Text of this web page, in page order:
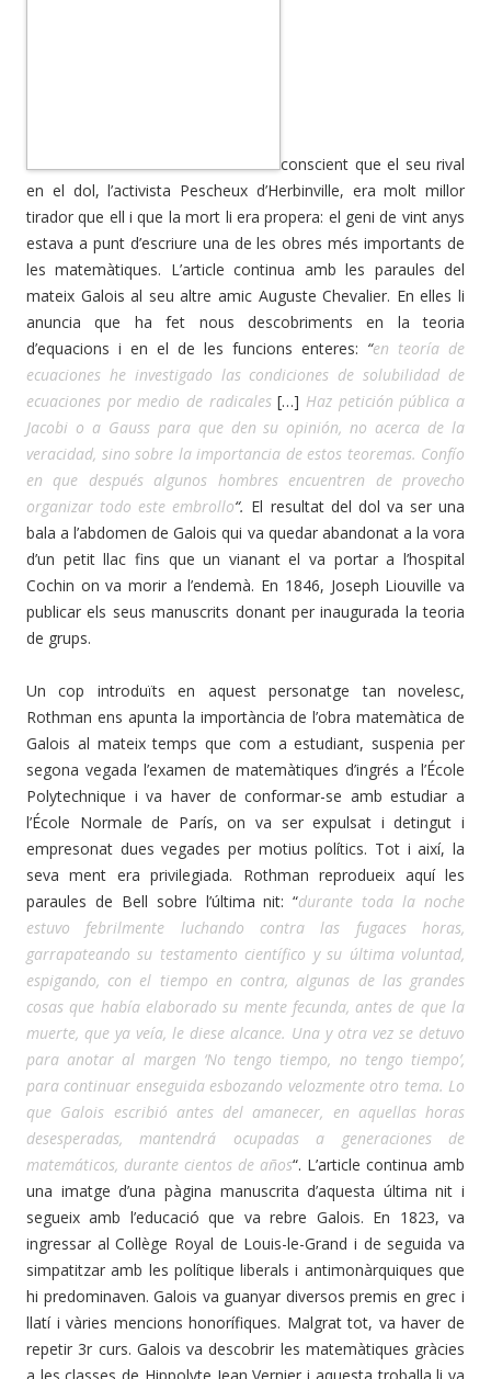
conscient que el seu rival
en el dol, l’activista Pescheux d’Herbinville, era molt millor
tirador que ell i que la mort li era propera: el geni de vint anys
estava a punt d’escriure una de les obres més importants de
les matemàtiques. L’article continua amb les paraules del
mateix Galois al seu altre amic Auguste Chevalier. En elles li
anuncia que ha fet nous descobriments en la teoria
d’equacions i en el de les funcions enteres: “en teoría de
ecuaciones he investigado las condiciones de solubilidad de
ecuaciones por medio de radicales[…] Haz petición pública a
Jacobi o a Gauss para que den su opinión, no acerca de la
veracidad, sino sobre la importancia de estos teoremas. Confío
en que después algunos hombres encuentren de provecho
organizar todo este embrollo“. El resultat del dol va ser una
bala a l’abdomen de Galois qui va quedar abandonat a la vora
d’un petit llac fins que un vianant el va portar a l’hospital
Cochin on va morir a l’endemà. En 1846, Joseph Liouville va
publicar els seus manuscrits donant per inaugurada la teoria
de grups.
Un cop introduïts en aquest personatge tan novelesc,
Rothman ens apunta la importància de l’obra matemàtica de
Galois al mateix temps que com a estudiant, suspenia per
segona vegada l’examen de matemàtiques d’ingrés a l’École
Polytechnique i va haver de conformar-se amb estudiar a
l’École Normale de París, on va ser expulsat i detingut i
empresonat dues vegades per motius polítics. Tot i així, la
seva ment era privilegiada. Rothman reprodueix aquí les
paraules de Bell sobre l’última nit: “durante toda la noche
estuvo febrilmente luchando contra las fugaces horas,
garrapateando su testamento científico y su última voluntad,
espigando, con el tiempo en contra, algunas de las grandes
cosas que había elaborado su mente fecunda, antes de que la
muerte, que ya veía, le diese alcance. Una y otra vez se detuvo
para anotar al margen ‘No tengo tiempo, no tengo tiempo’,
para continuar enseguida esbozando velozmente otro tema. Lo
que Galois escribió antes del amanecer, en aquellas horas
desesperadas, mantendrá ocupadas a generaciones de
matemáticos, durante cientos de años“. L’article continua amb
una imatge d’una pàgina manuscrita d’aquesta última nit i
segueix amb l’educació que va rebre Galois. En 1823, va
ingressar al Collège Royal de Louis-le-Grand i de seguida va
simpatitzar amb les polítique liberals i antimonàrquiques que
hi predominaven. Galois va guanyar diversos premis en grec i
llatí i vàries mencions honorífiques. Malgrat tot, va haver de
repetir 3r curs. Galois va descobrir les matemàtiques gràcies